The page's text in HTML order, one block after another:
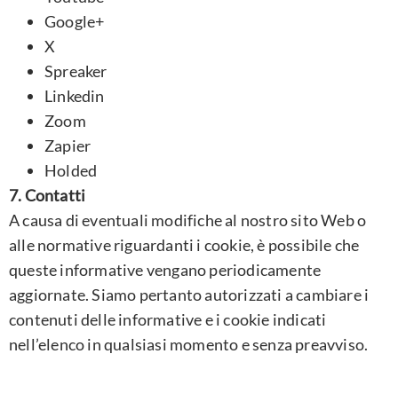
Google+
X
Spreaker
Linkedin
Zoom
Zapier
Holded
7. Contatti
A causa di eventuali modifiche al nostro sito Web o
alle normative riguardanti i cookie, è possibile che
queste informative vengano periodicamente
aggiornate. Siamo pertanto autorizzati a cambiare i
contenuti delle informative e i cookie indicati
nell’elenco in qualsiasi momento e senza preavviso.